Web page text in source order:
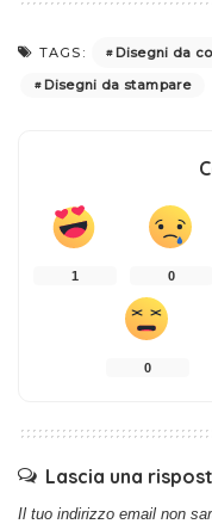
TAGS: Disegni da
Disegni da stampare
1 0
0
Lascia una
Il tuo indirizzo email non